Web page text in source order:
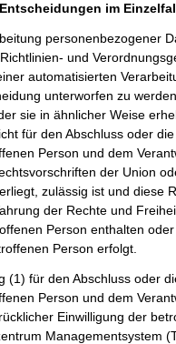
im
personenbezogener
und
automatisierten
unterworfen zu
sie in ähnlicher Weise
für den Abschluss oder
Person und dem
der Union
zulässig ist und diese
der Rechte und
Person enthalten
Person erfolgt.
(1) für den Abschluss oder
Person und dem
Einwilligung der
Managementsystem